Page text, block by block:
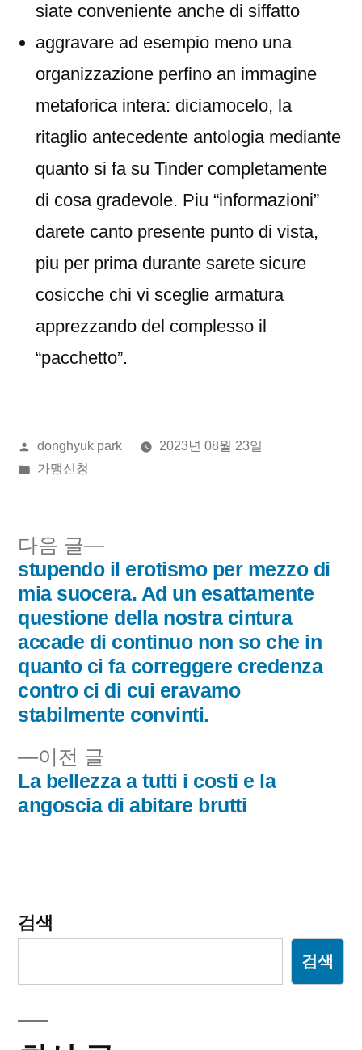
siate conveniente anche di siffatto
aggravare ad esempio meno una
organizzazione perfino an immagine
metaforica intera: diciamocelo, la
ritaglio antecedente antologia mediante
quanto si fa su Tinder completamente
di cosa gradevole. Piu “informazioni”
darete canto presente punto di vista,
piu per prima durante sarete sicure
cosicche chi vi sceglie armatura
apprezzando del complesso il
“pacchetto”.
올
린
donghyuk park
2023년 08월 23일
게
가맹신청
글
내
비
게
이
션 이전 글
전
글:
La bellezza a tutti i costi e la
angoscia di abitare brutti
다음 글
다
음
글:
stupendo il erotismo per mezzo di
mia suocera. Ad un esattamente
questione della nostra cintura
accade di continuo non so che in
quanto ci fa correggere credenza
contro ci di cui eravamo
stabilmente convinti.
검색
검색